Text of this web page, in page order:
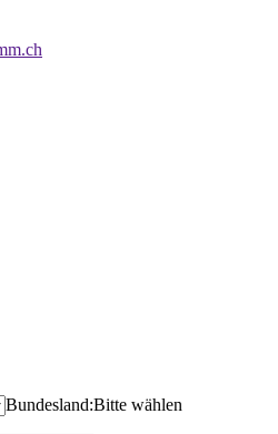
Bundesland:Bitte wählen